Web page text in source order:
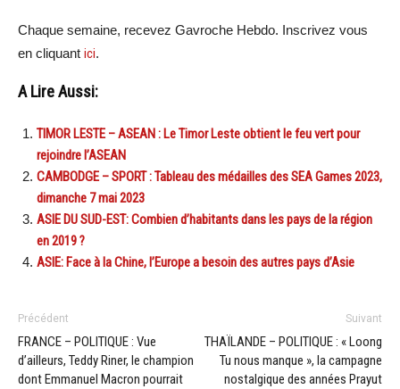
Chaque semaine, recevez Gavroche Hebdo. Inscrivez vous
en cliquant ici.
A Lire Aussi:
TIMOR LESTE – ASEAN : Le Timor Leste obtient le feu vert pour
rejoindre l’ASEAN
CAMBODGE – SPORT : Tableau des médailles des SEA Games 2023,
dimanche 7 mai 2023
ASIE DU SUD-EST: Combien d’habitants dans les pays de la région
en 2019 ?
ASIE: Face à la Chine, l’Europe a besoin des autres pays d’Asie
Précédent
FRANCE – POLITIQUE : Vue
d’ailleurs, Teddy Riner, le champion
dont Emmanuel Macron pourrait
Suivant
THAÏLANDE – POLITIQUE : « Loong
Tu nous manque », la campagne
nostalgique des années Prayut